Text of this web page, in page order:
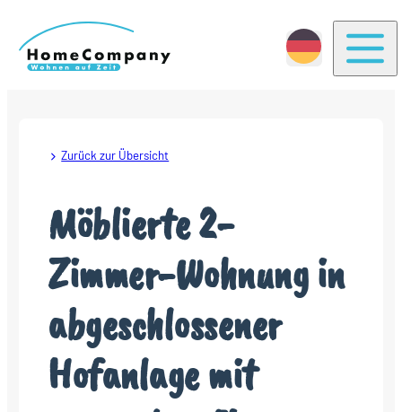
Zurück zur Übersicht
Möblierte 2-
Zimmer-Wohnung in
abgeschlossener
Hofanlage mit